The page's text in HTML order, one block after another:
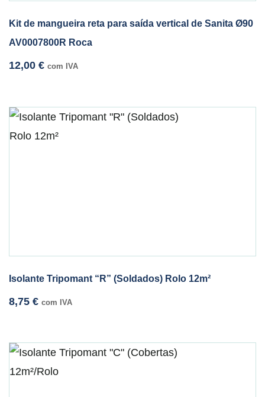
Kit de mangueira reta para saída vertical de Sanita Ø90
AV0007800R Roca
12,00 € com IVA
Isolante Tripomant “R” (Soldados) Rolo 12m²
8,75 € com IVA